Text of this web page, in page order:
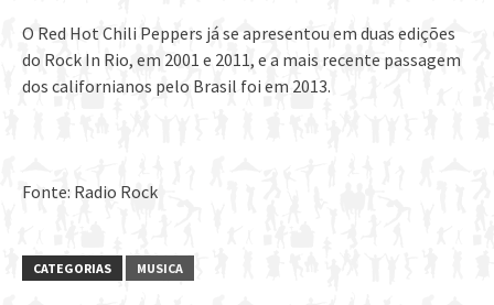
O Red Hot Chili Peppers já se apresentou em duas edições
do Rock In Rio, em 2001 e 2011, e a mais recente passagem
dos californianos pelo Brasil foi em 2013.
Fonte: Radio Rock
CATEGORIAS MUSICA